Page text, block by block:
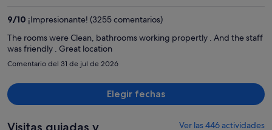
persona
9/10 ¡Impresionante! (3255 comentarios)
The rooms were Clean, bathrooms working propertly . And the staff
was friendly . Great location
Comentario del 31 de jul de 2026
Elegir fechas
Ver las 446 actividades